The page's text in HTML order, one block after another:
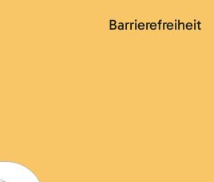
Barrierefreiheit